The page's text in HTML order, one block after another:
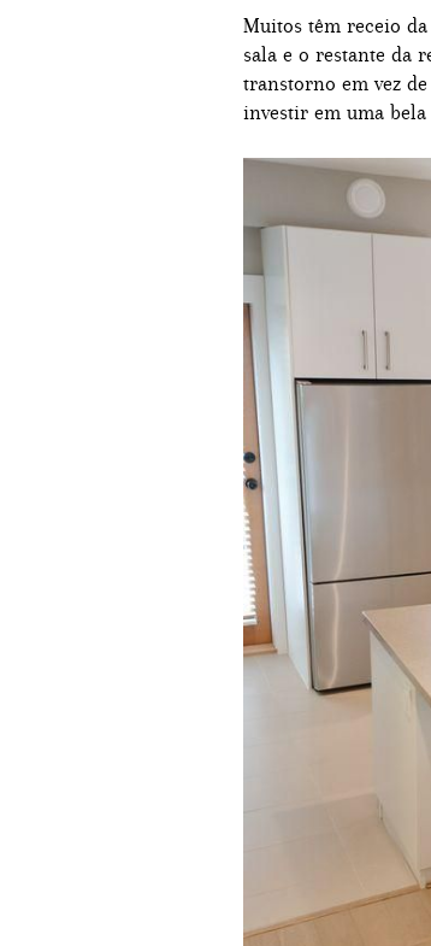
Muitos têm receio
sala e o restante da
transtorno em vez
investir em uma bela